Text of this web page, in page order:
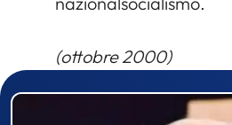
(ottobre 2000)
Prizewinner detail